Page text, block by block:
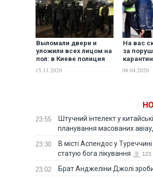
Выломали двери и
уложили всех лицом на
пол: в Киеве полиция
ресторана "Гавана" из-
15.11.2020
На вас
за
поліцією
08.04.2020
23:55
Штучний інтелект у
планування масованих
23:30
В місті Аспендос у
статую бога лікування
123
23:02 Брат Анджеліни Джолі